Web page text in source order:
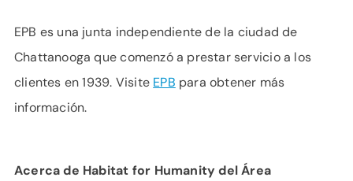
EPB es una junta independiente de la ciudad de
Chattanooga que comenzó a prestar servicio a los
clientes en 1939. Visite EPB para obtener más
información.
Acerca de Habitat for Humanity del Área